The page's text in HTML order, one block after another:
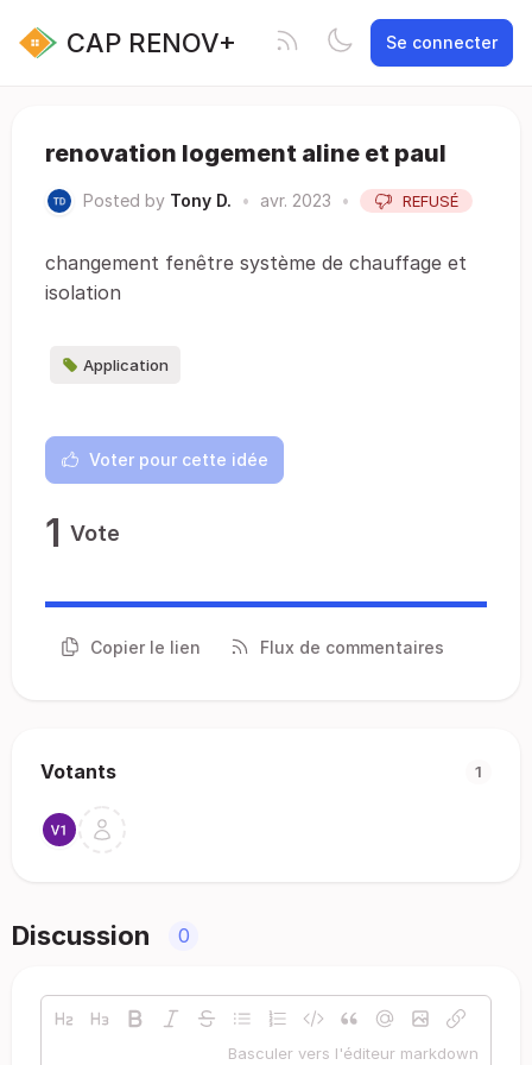
CAP RENOV+ Se connecter
renovation logement aline et paul
Posted by Tony D. • avr. 2023 • REFUSÉ
changement fenêtre système de chauffage et
isolation
Application
Voter pour cette idée
1 Vote
Copier le lien Flux de commentaires
Votants 1
Discussion 0
Basculer vers l'éditeur markdown